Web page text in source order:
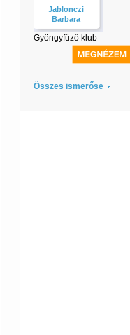
Jablonczi
Barbara
Gyöngyfűző klub
Összes ismerőse